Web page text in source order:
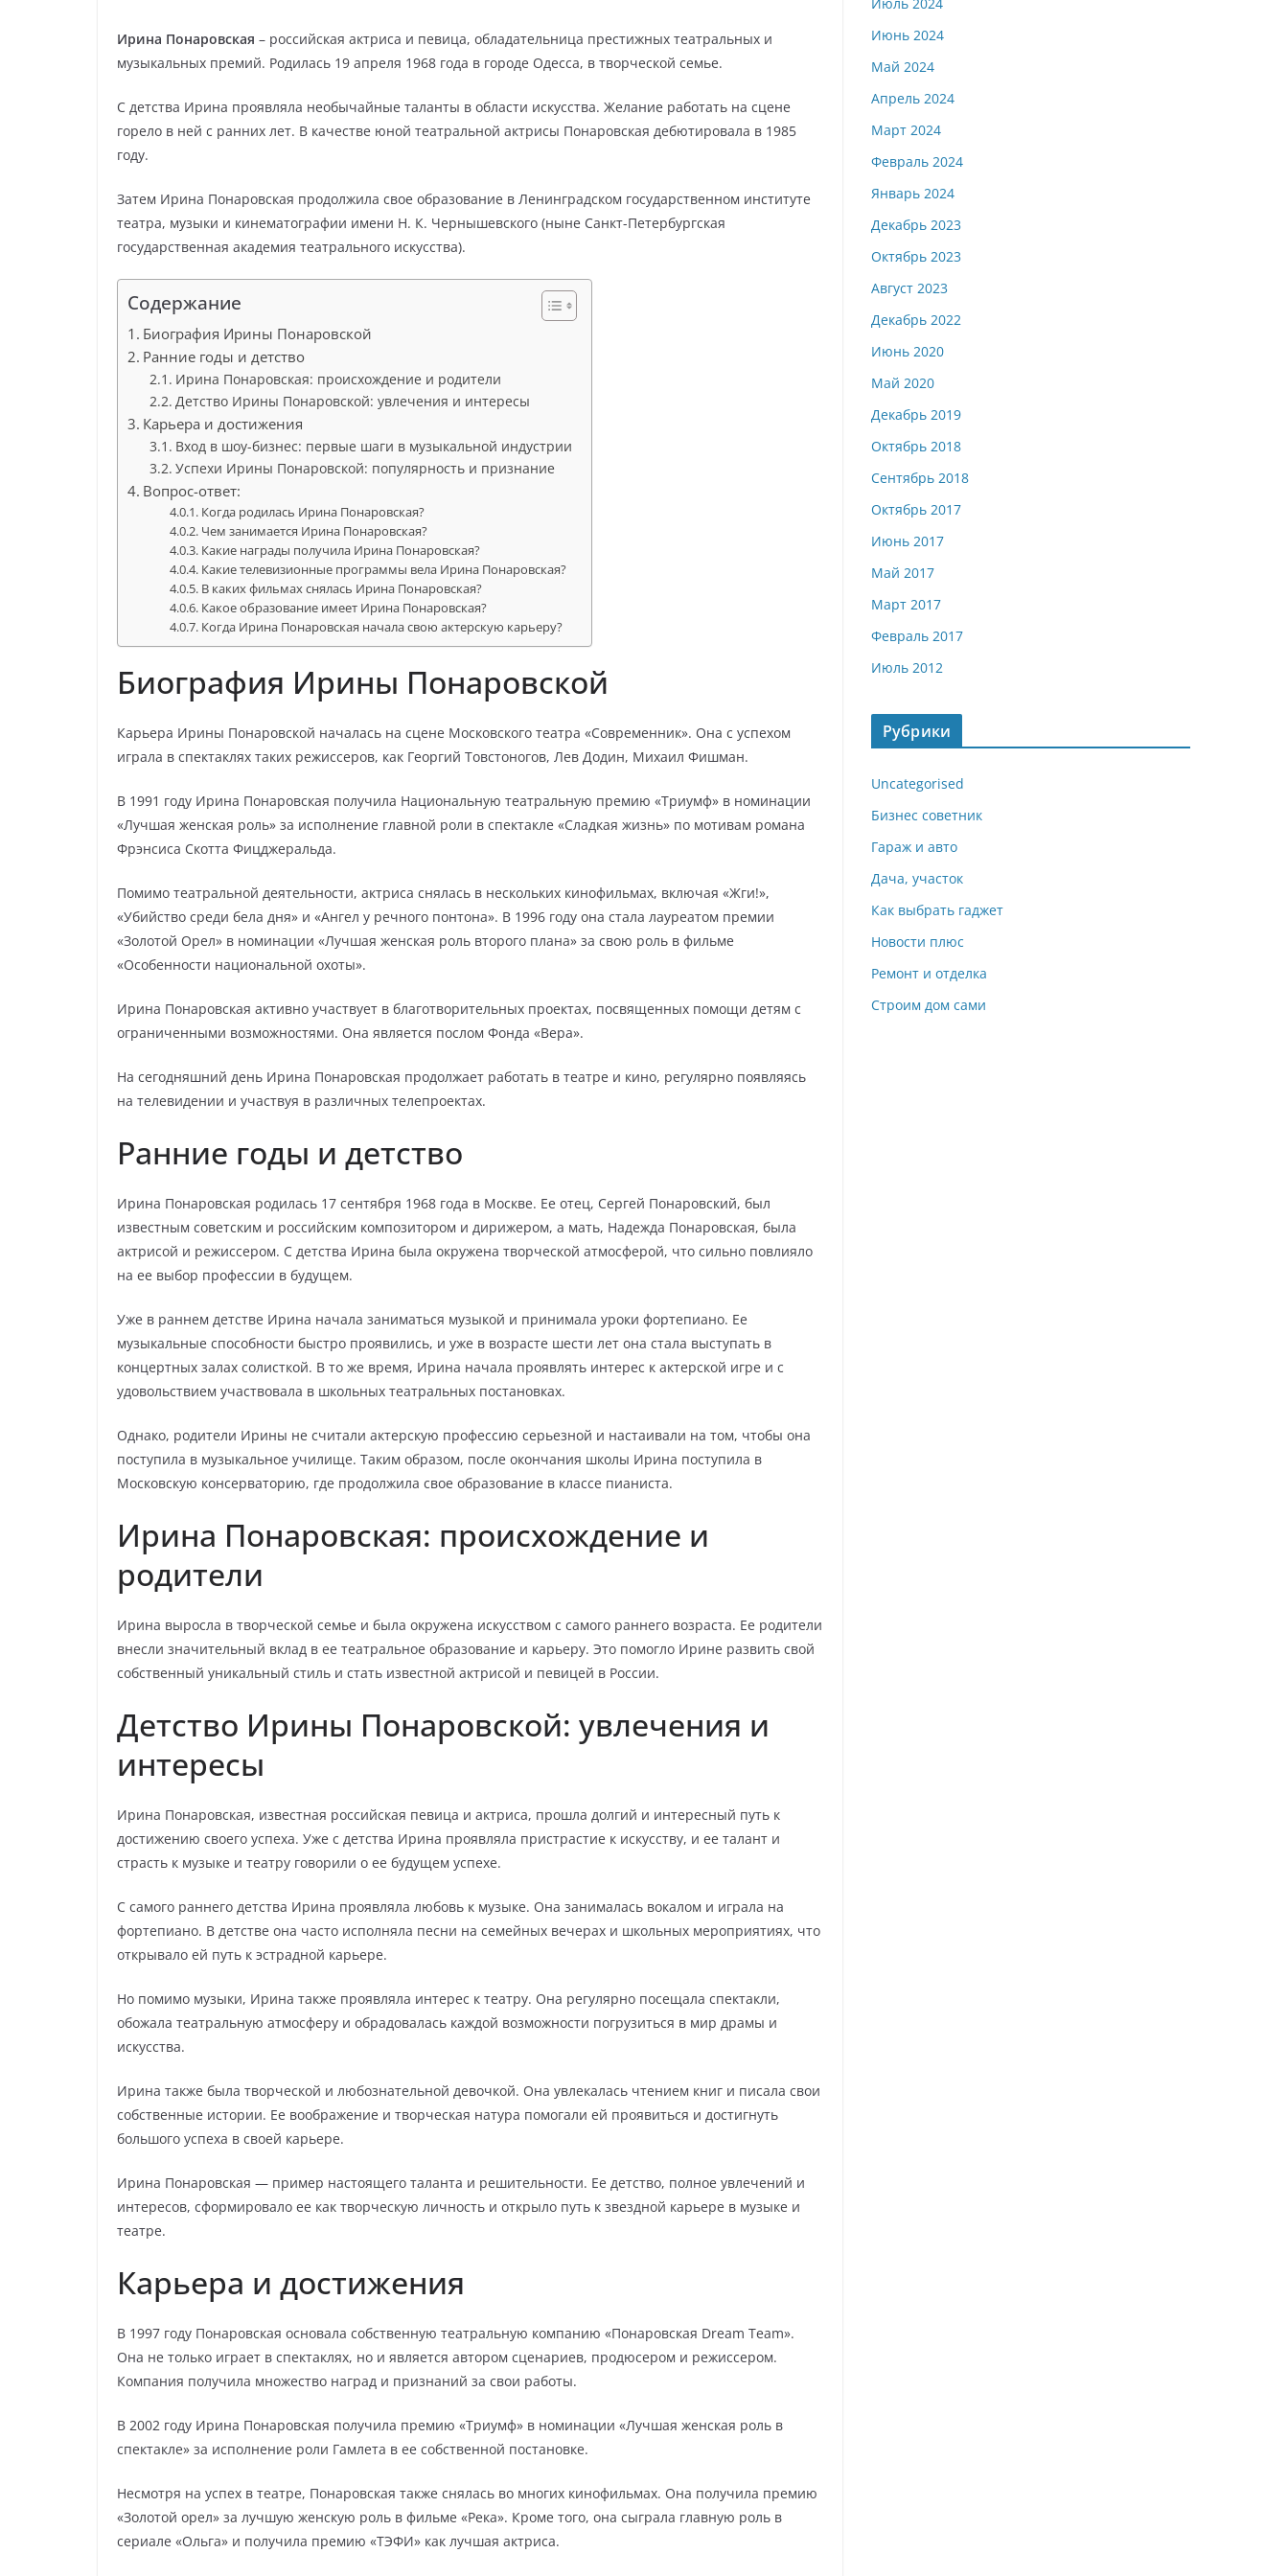
Ирина Понаровская – российская актриса и певица, обладательница престижных театральных и
музыкальных премий. Родилась 19 апреля 1968 года в городе Одесса, в творческой семье.
С детства Ирина проявляла необычайные таланты в области искусства. Желание работать на сцене
горело в ней с ранних лет. В качестве юной театральной актрисы Понаровская дебютировала в 1985
году.
Затем Ирина Понаровская продолжила свое образование в Ленинградском государственном институте
театра, музыки и кинематографии имени Н. К. Чернышевского (ныне Санкт-Петербургская
государственная академия театрального искусства).
Содержание
Биография Ирины Понаровской
Ранние годы и детство
Ирина Понаровская: происхождение и родители
Детство Ирины Понаровской: увлечения и интересы
Карьера и достижения
Вход в шоу-бизнес: первые шаги в музыкальной индустрии
Успехи Ирины Понаровской: популярность и признание
Вопрос-ответ:
Когда родилась Ирина Понаровская?
Чем занимается Ирина Понаровская?
Какие награды получила Ирина Понаровская?
Какие телевизионные программы вела Ирина Понаровская?
В каких фильмах снялась Ирина Понаровская?
Какое образование имеет Ирина Понаровская?
Когда Ирина Понаровская начала свою актерскую карьеру?
Биография Ирины Понаровской
Карьера Ирины Понаровской началась на сцене Московского театра «Современник». Она с успехом
играла в спектаклях таких режиссеров, как Георгий Товстоногов, Лев Додин, Михаил Фишман.
В 1991 году Ирина Понаровская получила Национальную театральную премию «Триумф» в номинации
«Лучшая женская роль» за исполнение главной роли в спектакле «Сладкая жизнь» по мотивам романа
Фрэнсиса Скотта Фицджеральда.
Помимо театральной деятельности, актриса снялась в нескольких кинофильмах, включая «Жги!»,
«Убийство среди бела дня» и «Ангел у речного понтона». В 1996 году она стала лауреатом премии
«Золотой Орел» в номинации «Лучшая женская роль второго плана» за свою роль в фильме
«Особенности национальной охоты».
Ирина Понаровская активно участвует в благотворительных проектах, посвященных помощи детям с
ограниченными возможностями. Она является послом Фонда «Вера».
На сегодняшний день Ирина Понаровская продолжает работать в театре и кино, регулярно появляясь
на телевидении и участвуя в различных телепроектах.
Ранние годы и детство
Ирина Понаровская родилась 17 сентября 1968 года в Москве. Ее отец, Сергей Понаровский, был
известным советским и российским композитором и дирижером, а мать, Надежда Понаровская, была
актрисой и режиссером. С детства Ирина была окружена творческой атмосферой, что сильно повлияло
на ее выбор профессии в будущем.
Уже в раннем детстве Ирина начала заниматься музыкой и принимала уроки фортепиано. Ее
музыкальные способности быстро проявились, и уже в возрасте шести лет она стала выступать в
концертных залах солисткой. В то же время, Ирина начала проявлять интерес к актерской игре и с
удовольствием участвовала в школьных театральных постановках.
Однако, родители Ирины не считали актерскую профессию серьезной и настаивали на том, чтобы она
поступила в музыкальное училище. Таким образом, после окончания школы Ирина поступила в
Московскую консерваторию, где продолжила свое образование в классе пианиста.
Ирина Понаровская: происхождение и
родители
Ирина выросла в творческой семье и была окружена искусством с самого раннего возраста. Ее родители
внесли значительный вклад в ее театральное образование и карьеру. Это помогло Ирине развить свой
собственный уникальный стиль и стать известной актрисой и певицей в России.
Детство Ирины Понаровской: увлечения и
интересы
Ирина Понаровская, известная российская певица и актриса, прошла долгий и интересный путь к
достижению своего успеха. Уже с детства Ирина проявляла пристрастие к искусству, и ее талант и
страсть к музыке и театру говорили о ее будущем успехе.
С самого раннего детства Ирина проявляла любовь к музыке. Она занималась вокалом и играла на
фортепиано. В детстве она часто исполняла песни на семейных вечерах и школьных мероприятиях, что
открывало ей путь к эстрадной карьере.
Но помимо музыки, Ирина также проявляла интерес к театру. Она регулярно посещала спектакли,
обожала театральную атмосферу и обрадовалась каждой возможности погрузиться в мир драмы и
искусства.
Ирина также была творческой и любознательной девочкой. Она увлекалась чтением книг и писала свои
собственные истории. Ее воображение и творческая натура помогали ей проявиться и достигнуть
большого успеха в своей карьере.
Ирина Понаровская — пример настоящего таланта и решительности. Ее детство, полное увлечений и
интересов, сформировало ее как творческую личность и открыло путь к звездной карьере в музыке и
театре.
Карьера и достижения
В 1997 году Понаровская основала собственную театральную компанию «Понаровская Dream Team».
Она не только играет в спектаклях, но и является автором сценариев, продюсером и режиссером.
Компания получила множество наград и признаний за свои работы.
В 2002 году Ирина Понаровская получила премию «Триумф» в номинации «Лучшая женская роль в
спектакле» за исполнение роли Гамлета в ее собственной постановке.
Несмотря на успех в театре, Понаровская также снялась во многих кинофильмах. Она получила премию
«Золотой орел» за лучшую женскую роль в фильме «Река». Кроме того, она сыграла главную роль в
сериале «Ольга» и получила премию «ТЭФИ» как лучшая актриса.
Июнь 2024
Май 2024
Апрель 2024
Март 2024
Февраль 2024
Январь 2024
Декабрь 2023
Октябрь 2023
Август 2023
Декабрь 2022
Июнь 2020
Май 2020
Декабрь 2019
Октябрь 2018
Сентябрь 2018
Октябрь 2017
Июнь 2017
Май 2017
Март 2017
Февраль 2017
Июль 2012
Рубрики
Uncategorised
Бизнес советник
Гараж и авто
Дача, участок
Как выбрать гаджет
Новости плюс
Ремонт и отделка
Строим дом сами